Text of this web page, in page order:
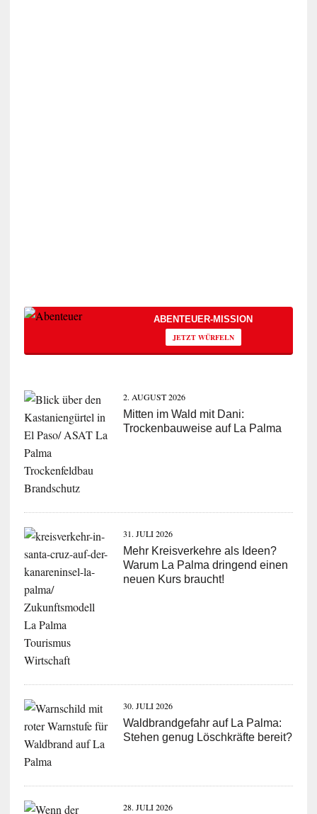
ABENTEUER-MISSION
JETZT WÜRFELN
2. AUGUST 2026
Mitten im Wald mit Dani:
Trockenbauweise auf La Palma
31. JULI 2026
Mehr Kreisverkehre als Ideen?
Warum La Palma dringend einen
neuen Kurs braucht!
30. JULI 2026
Waldbrandgefahr auf La Palma:
Stehen genug Löschkräfte bereit?
28. JULI 2026